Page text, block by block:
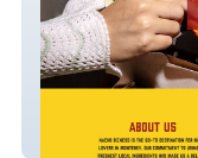
Nacho Bizness